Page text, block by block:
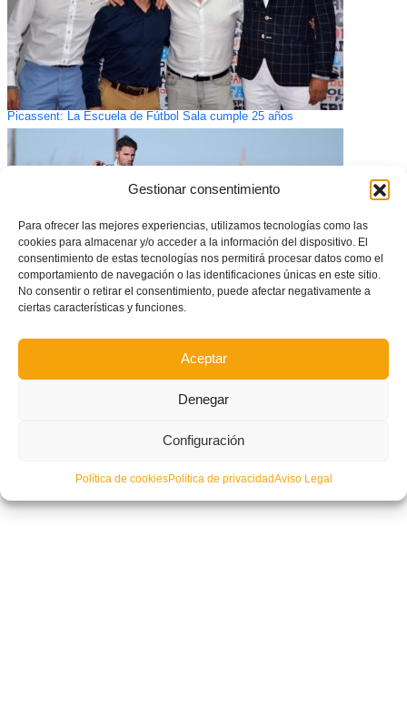
Gestionar consentimiento
Para ofrecer las mejores experiencias, utilizamos tecnologías como las
cookies para almacenar y/o acceder a la información del dispositivo. El
consentimiento de estas tecnologías nos permitirá procesar datos como el
comportamiento de navegación o las identificaciones únicas en este sitio.
No consentir o retirar el consentimiento, puede afectar negativamente a
ciertas características y funciones.
Aceptar
Denegar
Configuración
Política de cookiesPolítica de privacidadAviso Legal
Picassent: La Escuela de Fútbol Sala cumple 25 años
CONVOCATORIA: Entrenamiento de la Selecció Valenciana masculina
sub12 de fútbol (miércoles 11 de marzo)